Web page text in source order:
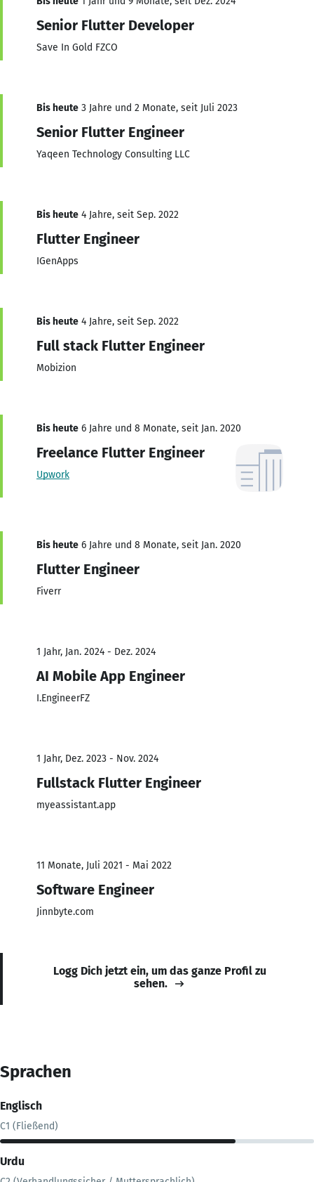
Senior Flutter Developer
Save In Gold FZCO
Bis heute 3 Jahre und 2 Monate, seit Juli 2023
Senior Flutter Engineer
Yaqeen Technology Consulting LLC
Bis heute 4 Jahre, seit Sep. 2022
Flutter Engineer
IGenApps
Bis heute 4 Jahre, seit Sep. 2022
Full stack Flutter Engineer
Mobizion
Bis heute 6 Jahre und 8 Monate, seit Jan. 2020
Freelance Flutter Engineer
Upwork
Bis heute 6 Jahre und 8 Monate, seit Jan. 2020
Flutter Engineer
Fiverr
1 Jahr, Jan. 2024 - Dez. 2024
AI Mobile App Engineer
I.EngineerFZ
1 Jahr, Dez. 2023 - Nov. 2024
Fullstack Flutter Engineer
myeassistant.app
11 Monate, Juli 2021 - Mai 2022
Software Engineer
Jinnbyte.com
Logg Dich jetzt ein, um das ganze Profil zu
sehen.
Sprachen
Englisch
C1 (Fließend)
Urdu